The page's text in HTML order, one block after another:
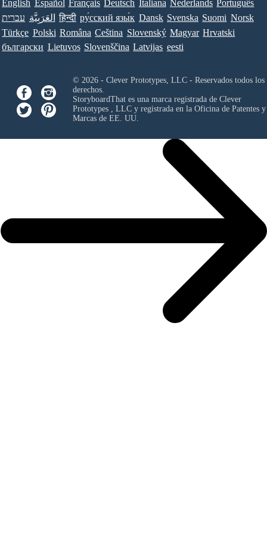
English Español Français Deutsch Italiana Nederlands Português
עברית العَرَبِيَّة हिन्दी ру́сский язы́к Dansk Svenska Suomi Norsk
Türkçe Polski Româna Ceština Slovenský Magyar Hrvatski
български Lietuvos Slovenščina Latvijas eesti
© 2026 - Clever Prototypes, LLC - Reservados todos los
derechos.
StoryboardThat es una marca registrada de Clever
Prototypes , LLCy registrada en la Oficina de Patentes y
Marcas de EE. UU.